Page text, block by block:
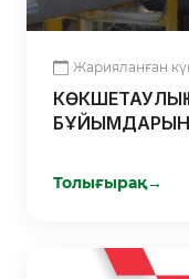
Жарияланған
ШЫҒАРАДЫ
Толығырақ→